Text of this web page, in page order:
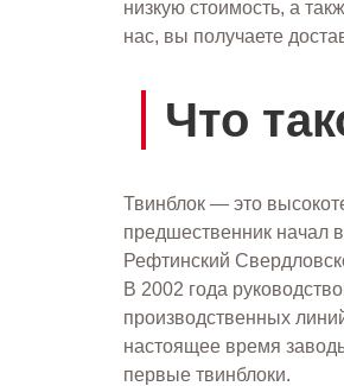
низкую стоимость, а
нас, вы получаете
Что
Твинблок — это
предшественник начал
Рефтинский
В 2002 года
производственных
настоящее время
первые твинблоки.